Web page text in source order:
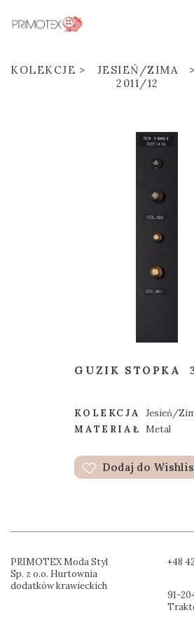
KOLEKCJE
JESIEŃ/ZIMA
2011/12
GUZIK STOPKA
KOLEKCJA
Jesień/
MATERIAŁ Metal
Dodaj do
PRIMOTEX Moda Styl
Sp. z o.o. Hurtownia
dodatków krawieckich
+48
91-